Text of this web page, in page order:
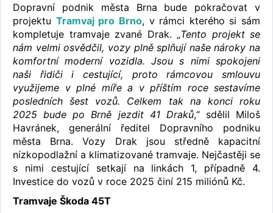
Dopravní podnik města Brna bude pokračovat v
projektu Tramvaj pro Brno, v rámci kterého si sám
kompletuje tramvaje zvané Drak. „Tento projekt se
nám velmi osvědčil, vozy plně splňují naše nároky na
komfortní moderní vozidla. Jsou s nimi spokojeni
naši řidiči i cestující, proto rámcovou smlouvu
využijeme v plné míře a v příštím roce sestavíme
posledních šest vozů. Celkem tak na konci roku
2025 bude po Brně jezdit 41 Draků,“ sdělil Miloš
Havránek, generální ředitel Dopravního podniku
města Brna. Vozy Drak jsou středně kapacitní
nízkopodlažní a klimatizované tramvaje. Nejčastěji se
s nimi cestující setkají na linkách 1, případně 4.
Investice do vozů v roce 2025 činí 215 miliónů Kč.
Tramvaje Škoda 45T